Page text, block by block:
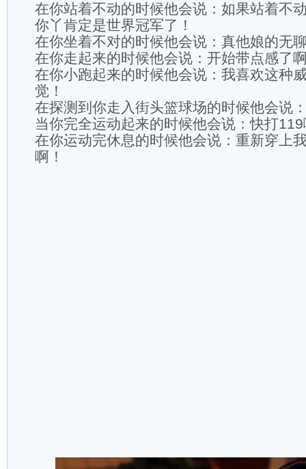
在你站着不动的时候他会说：如果站着不
你丫肯定是世界冠军了！
在你坐着不对的时候他会说：真他娘的无
在你走起来的时候他会说：开始带点感了
在你小跑起来的时候他会说：我喜欢这种
觉！
在探测到你走入街头篮球场的时候他会说
当你完全运动起来的时候他会说：快打
在你运动完休息的时候他会说：重新穿上
啊！